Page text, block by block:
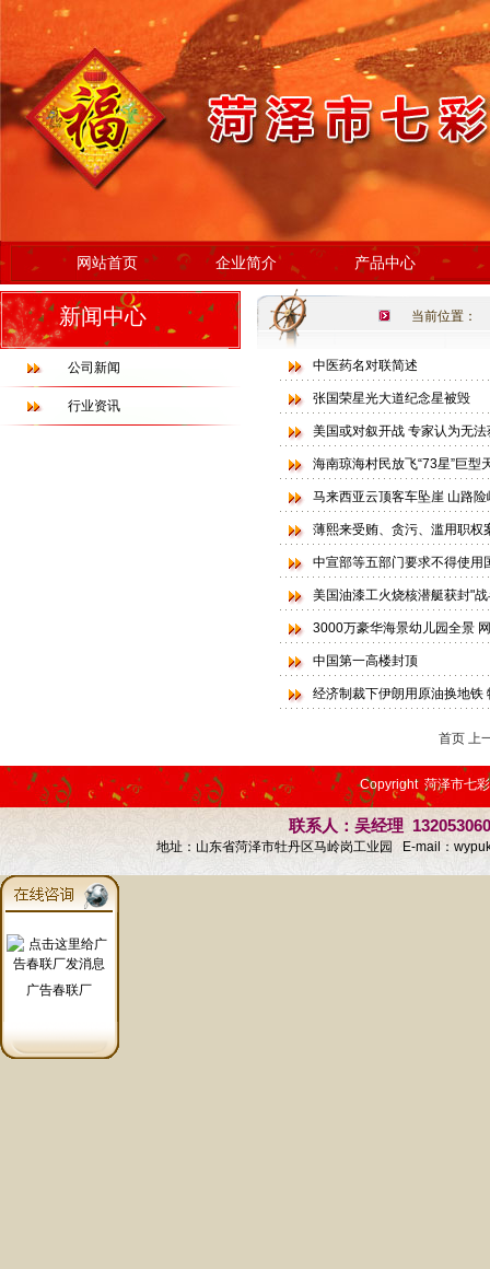
网站首页 企业简介 产品中心
新闻中心
公司新闻
行业资讯
当前位置：
中医药名对联简述
张国荣星光大道纪念星被毁
美国或对叙开战 专家认为无
海南琼海村民放飞“73星”巨型
马来西亚云顶客车坠崖 山路
薄熙来受贿、贪污、滥用职权
中宣部等五部门要求不得使用
美国油漆工火烧核潜艇获封"
3000万豪华海景幼儿园全景
中国第一高楼封顶
经济制裁下伊朗用原油换地铁
首页 上
Copyright 菏泽市七
联系人：吴经理
地址：山东省菏泽市牡丹区马岭岗工业园 E-mail：
广告春联厂